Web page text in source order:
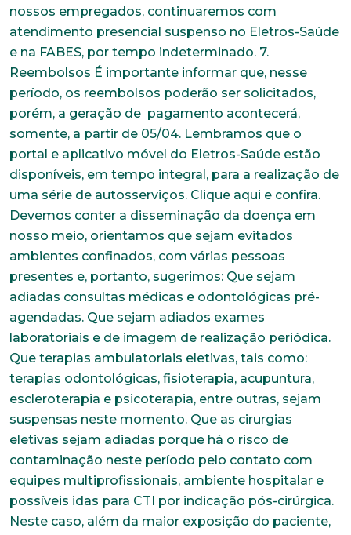
nossos empregados, continuaremos com
atendimento presencial suspenso no Eletros-Saúde
e na FABES, por tempo indeterminado. 7.
Reembolsos É importante informar que, nesse
período, os reembolsos poderão ser solicitados,
porém, a geração de pagamento acontecerá,
somente, a partir de 05/04. Lembramos que o
portal e aplicativo móvel do Eletros-Saúde estão
disponíveis, em tempo integral, para a realização de
uma série de autosserviços. Clique aqui e confira.
Devemos conter a disseminação da doença em
nosso meio, orientamos que sejam evitados
ambientes confinados, com várias pessoas
presentes e, portanto, sugerimos: Que sejam
adiadas consultas médicas e odontológicas pré-
agendadas. Que sejam adiados exames
laboratoriais e de imagem de realização periódica.
Que terapias ambulatoriais eletivas, tais como:
terapias odontológicas, fisioterapia, acupuntura,
escleroterapia e psicoterapia, entre outras, sejam
suspensas neste momento. Que as cirurgias
eletivas sejam adiadas porque há o risco de
contaminação neste período pelo contato com
equipes multiprofissionais, ambiente hospitalar e
possíveis idas para CTI por indicação pós-cirúrgica.
Neste caso, além da maior exposição do paciente,
Trabalhe conosco
Faça parte de uma instituição sólida, ética e
comprometida com o bem-estar dos seus
colaboradores. Preencha todos os dados abaixo e
anexe seu currículo.
*Campos obrigatórios
Nome completo*
E-mail*